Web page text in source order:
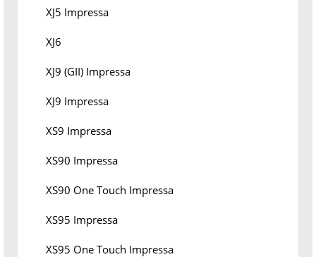
XJ5 Impressa
XJ6
XJ9 (GII) Impressa
XJ9 Impressa
XS9 Impressa
XS90 Impressa
XS90 One Touch Impressa
XS95 Impressa
XS95 One Touch Impressa